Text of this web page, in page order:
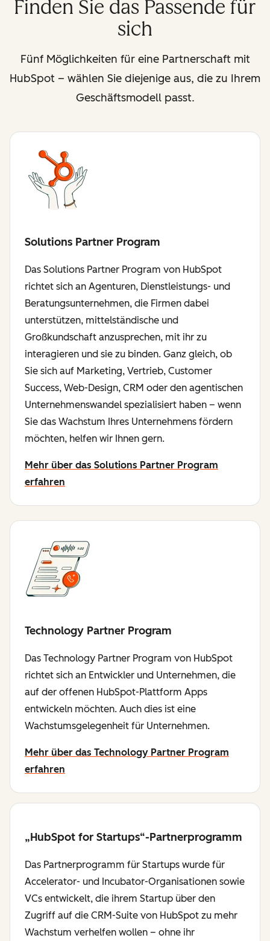
Finden Sie das Passende für
sich
Fünf Möglichkeiten für eine Partnerschaft mit
HubSpot – wählen Sie diejenige aus, die zu Ihrem
Geschäftsmodell passt.
Solutions Partner Program
Das Solutions Partner Program von HubSpot
richtet sich an Agenturen, Dienstleistungs- und
Beratungsunternehmen, die Firmen dabei
unterstützen, mittelständische und
Großkundschaft anzusprechen, mit ihr zu
interagieren und sie zu binden. Ganz gleich, ob
Sie sich auf Marketing, Vertrieb, Customer
Success, Web-Design, CRM oder den agentischen
Unternehmenswandel spezialisiert haben – wenn
Sie das Wachstum Ihres Unternehmens fördern
möchten, helfen wir Ihnen gern.
Mehr über das Solutions Partner Program
erfahren
Technology Partner Program
Das Technology Partner Program von HubSpot
richtet sich an Entwickler und Unternehmen, die
auf der offenen HubSpot-Plattform Apps
entwickeln möchten. Auch dies ist eine
Wachstumsgelegenheit für Unternehmen.
Mehr über das Technology Partner Program
erfahren
„HubSpot for Startups“-Partnerprogramm
Das Partnerprogramm für Startups wurde für
Accelerator- und Incubator-Organisationen sowie
VCs entwickelt, die ihrem Startup über den
Zugriff auf die CRM-Suite von HubSpot zu mehr
Wachstum verhelfen wollen – ohne ihr